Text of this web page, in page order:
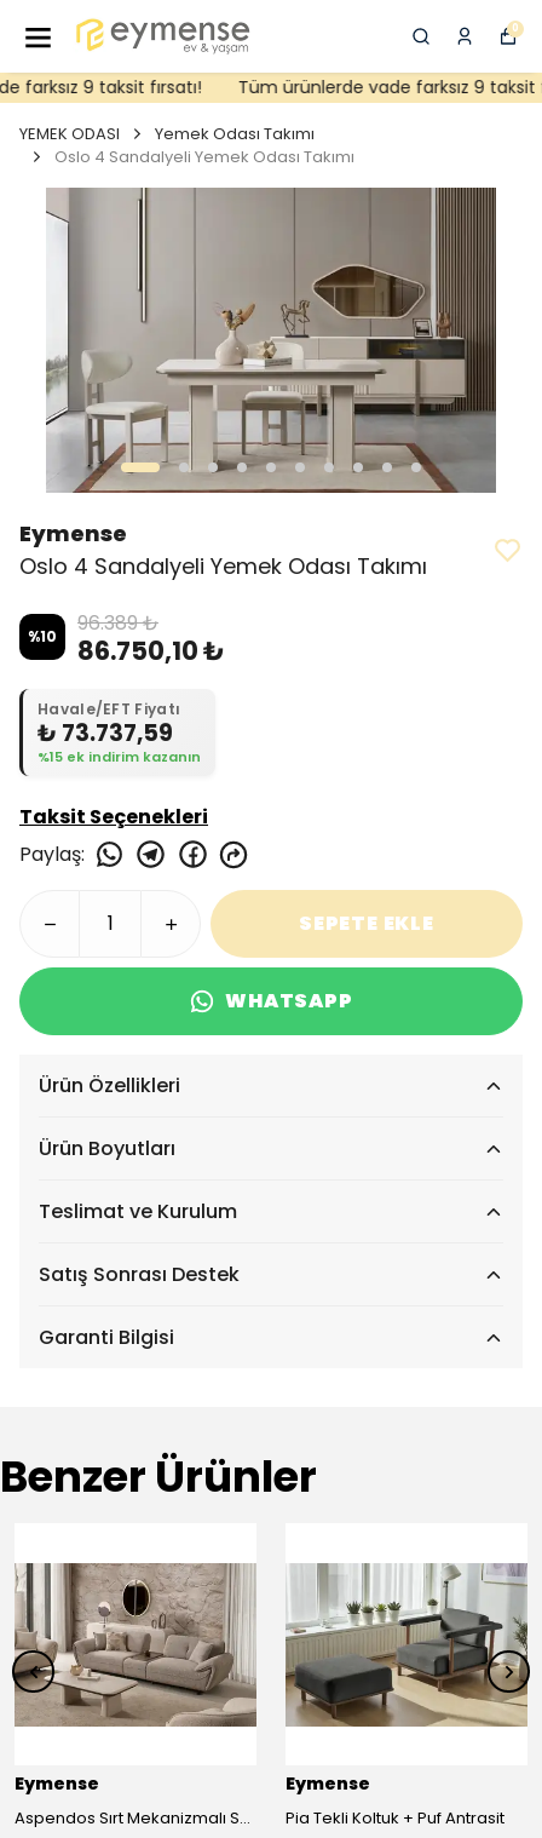
0
9 taksit fırsatı! Tüm ürünlerde vade farksız 9 taksit
YEMEK ODASI
Yemek Odası Takımı
Oslo 4 Sandalyeli Yemek Odası Takımı
Eymense
Oslo 4 Sandalyeli Yemek Odası Takımı
%10 96.389 ₺
86.750,10 ₺
Havale/EFT Fiyatı
₺ 73.737,59
%15 ek indirim kazanın
Taksit Seçenekleri
Paylaş:
SEPETE EKLE
WHATSAPP
Ürün Özellikleri
Ürün Boyutları
Teslimat ve Kurulum
Satış Sonrası Destek
Garanti Bilgisi
Benzer Ürünler
Eymense
Aspendos Sırt Mekanizmalı Sehpa Modüllü Dörtlü Koltuk Kanepe
Eymense
Pia Tekli Koltuk + Puf Antrasit